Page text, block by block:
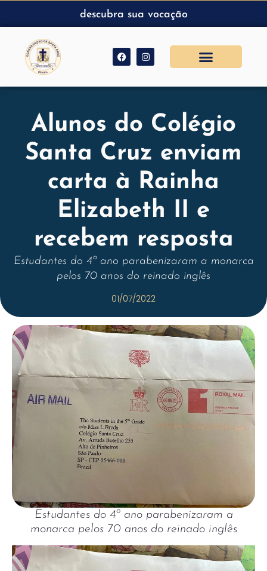
descubra sua vocação
Alunos do Colégio
Santa Cruz enviam
carta à Rainha
Elizabeth II e
recebem resposta
Estudantes do 4º ano parabenizaram a monarca
pelos 70 anos do reinado inglês
01/07/2022
Estudantes do 4º ano parabenizaram a
monarca pelos 70 anos do reinado inglês